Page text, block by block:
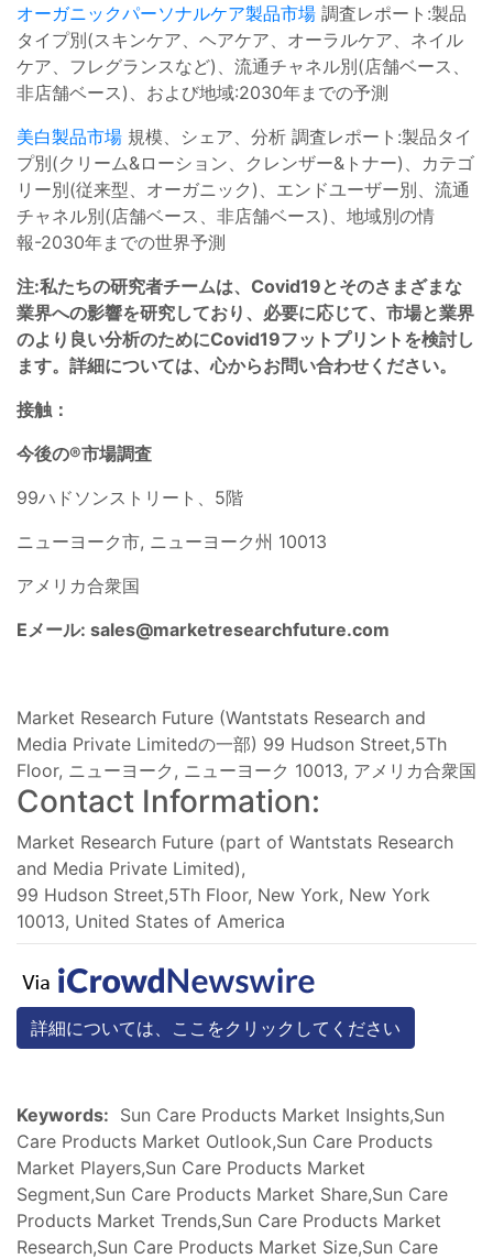
オーガニックパーソナルケア製品市場 調査レポート:製品
タイプ別(スキンケア、ヘアケア、オーラルケア、ネイル
ケア、フレグランスなど)、流通チャネル別(店舗ベース、
非店舗ベース)、および地域:2030年までの予測
美白製品市場 規模、シェア、分析 調査レポート:製品タイ
プ別(クリーム&ローション、クレンザー&トナー)、カテゴ
リー別(従来型、オーガニック)、エンドユーザー別、流通
チャネル別(店舗ベース、非店舗ベース)、地域別の情
報-2030年までの世界予測
注:私たちの研究者チームは、Covid19とそのさまざまな
業界への影響を研究しており、必要に応じて、市場と業界
のより良い分析のためにCovid19フットプリントを検討し
ます。詳細については、心からお問い合わせください。
接触：
今後の®市場調査
99ハドソンストリート、5階
ニューヨーク市, ニューヨーク州 10013
アメリカ合衆国
Eメール: sales@marketresearchfuture.com
Market Research Future (Wantstats Research and
Media Private Limitedの一部) 99 Hudson Street,5Th
Floor, ニューヨーク, ニューヨーク 10013, アメリカ合衆国
Contact Information:
Market Research Future (part of Wantstats Research
and Media Private Limited),
99 Hudson Street,5Th Floor, New York, New York
10013, United States of America
詳細については、ここをクリックしてください
Keywords: Sun Care Products Market Insights,Sun
Care Products Market Outlook,Sun Care Products
Market Players,Sun Care Products Market
Segment,Sun Care Products Market Share,Sun Care
Products Market Trends,Sun Care Products Market
Research,Sun Care Products Market Size,Sun Care